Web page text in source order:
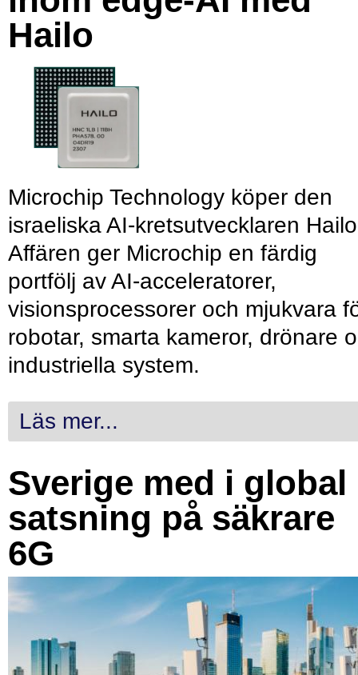
Hailo
Microchip Technology köper den
israeliska AI-kretsutvecklaren
Affären ger Microchip en färdig
portfölj av AI-acceleratorer,
visionsprocessorer och mjukvara
robotar, smarta kameror, drönare
industriella system.
Läs mer...
Sverige med i global
satsning på säkrare
6G